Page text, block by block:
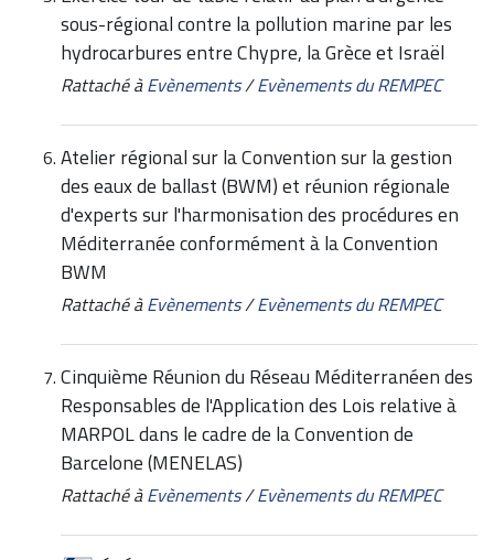
sous-régional contre la pollution marine par les
hydrocarbures entre Chypre, la Grèce et Israël
Rattaché à Evènements/Evènements du REMPEC
Atelier régional sur la Convention sur la gestion
des eaux de ballast (BWM) et réunion régionale
d'experts sur l'harmonisation des procédures en
Méditerranée conformément à la Convention
BWM
Rattaché à Evènements/Evènements du REMPEC
Cinquième Réunion du Réseau Méditerranéen des
Responsables de l'Application des Lois relative à
MARPOL dans le cadre de la Convention de
Barcelone (MENELAS)
Rattaché à Evènements/Evènements du REMPEC